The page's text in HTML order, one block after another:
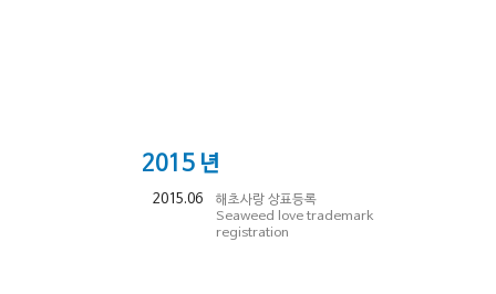
2015 년
2015.06
해초사랑 상표등록
Seaweed love trademark
registration